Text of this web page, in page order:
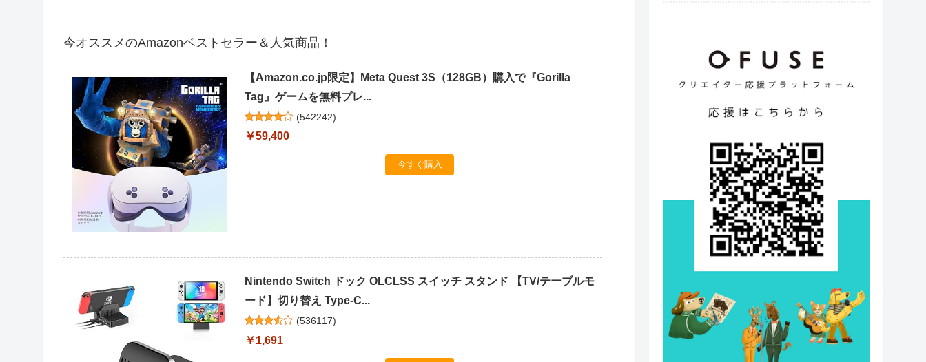
今オススメのAmazonベストセラー＆人気商品！
【Amazon.co.jp限定】Meta Quest 3S（128GB）購入で『Gorilla
Tag』ゲームを無料プレ...
(542242)
￥59,400
今すぐ購入
Nintendo Switch ドック OLCLSS スイッチ スタンド 【TV/テーブルモ
ード】切り替え Type-C...
(536117)
￥1,691